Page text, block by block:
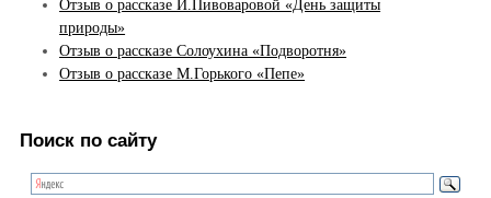
Отзыв о рассказе И.Пивоваровой «День защиты
природы»
Отзыв о рассказе Солоухина «Подворотня»
Отзыв о рассказе М.Горького «Пепе»
Поиск по сайту